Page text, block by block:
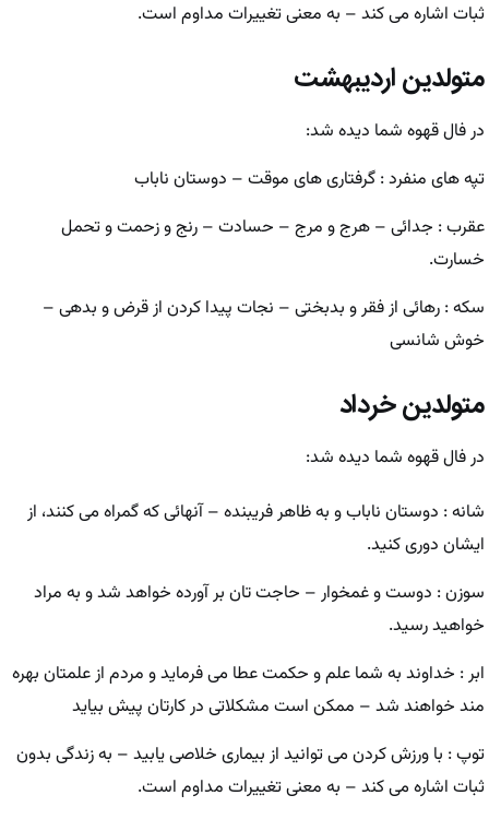
ثبات اشاره می کند – به معنی تغییرات مداوم است.
متولدین اردیبهشت
در فال قهوه شما دیده شد:
تپه های منفرد : گرفتاری های موقت – دوستان ناباب
عقرب : جدائی – هرج و مرج – حسادت – رنج و زحمت و تحمل
خسارت.
سکه : رهائی از فقر و بدبختی – نجات پیدا کردن از قرض و بدهی –
خوش شانسی
متولدین خرداد
در فال قهوه شما دیده شد:
شانه : دوستان ناباب و به ظاهر فریبنده – آنهائی که گمراه می کنند، از
ایشان دوری کنید.
سوزن : دوست و غمخوار – حاجت تان بر آورده خواهد شد و به مراد
خواهید رسید.
ابر : خداوند به شما علم و حکمت عطا می فرماید و مردم از علمتان بهره
مند خواهند شد – ممکن است مشکلاتی در کارتان پیش بیاید
توپ : با ورزش کردن می توانید از بیماری خلاصی یابید – به زندگی بدون
ثبات اشاره می کند – به معنی تغییرات مداوم است.